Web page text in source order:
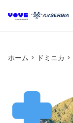
ホーム ドミニカ